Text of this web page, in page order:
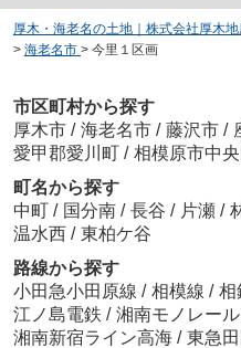
厚木・海老名の土地｜株式会社厚木
> 海老名市 > 今里１区画
市区町村から探す
厚木市 / 海老名市 / 藤沢市 /
愛甲郡愛川町 / 相模原市中
町名から探す
中町 / 国分南 / 長谷 / 片瀬 /
温水西 / 東柏ケ谷
路線から探す
小田急小田原線 / 相模線 / 相
江ノ島電鉄 / 湘南モノレール
湘南新宿ライン高海 / 東急